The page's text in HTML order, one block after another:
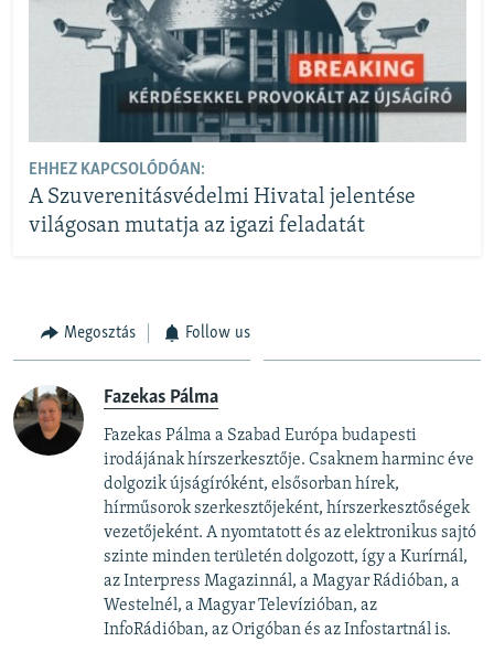
EHHEZ KAPCSOLÓDÓAN:
A Szuverenitásvédelmi Hivatal jelentése
világosan mutatja az igazi feladatát
Megosztás Follow us
Fazekas Pálma
Fazekas Pálma a Szabad Európa budapesti
irodájának hírszerkesztője. Csaknem harminc éve
dolgozik újságíróként, elsősorban hírek,
hírműsorok szerkesztőjeként, hírszerkesztőségek
vezetőjeként. A nyomtatott és az elektronikus sajtó
szinte minden területén dolgozott, így a Kurírnál,
az Interpress Magazinnál, a Magyar Rádióban, a
Westelnél, a Magyar Televízióban, az
InfoRádióban, az Origóban és az Infostartnál is.